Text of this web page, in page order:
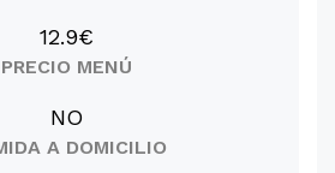
12.9€
PRECIO MENÚ
NO
A DOMICILIO